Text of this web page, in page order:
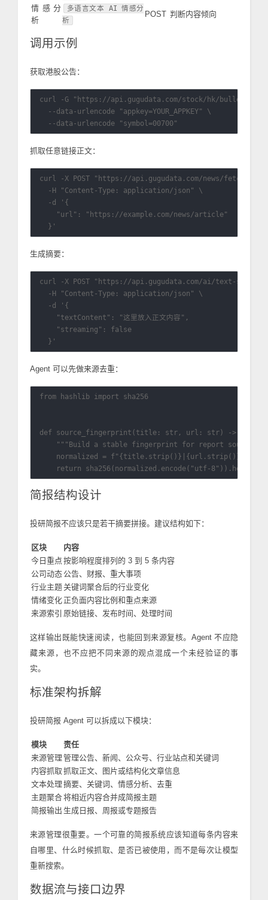
情感分
析
多语言文本 AI 情感分
析
POST 判断内容倾向
调用示例
获取港股公告：
curl -G "https://api.gugudata.com/stock/hk/bulletin" \
  --data-urlencode "appkey=YOUR_APPKEY" \
抓取任意链接正文：
curl -X POST "https://api.gugudata.com/news/
  -H "Content-Type: application/json" \
  -d '{
    "url": "https://example.com/news/article"
生成摘要：
curl -X POST "https://api.gugudata.com/ai/text-
  -H "Content-Type: application/json" \
  -d '{
    "textContent": "这里放入正文内容",
    "streaming": false
Agent 可以先做来源去重：
from hashlib import sha256
def source_fingerprint(title: str, url: str) -> str:
"""Build a stable fingerprint for report source
normalized =
简报结构设计
投研简报不应该只是若干摘要拼接。建议结构如下：
区块
内容
今日重点 按影响程度排列的 3 到 5 条内容
公司动态 公告、财报、重大事项
行业主题 关键词聚合后的行业变化
情绪变化 正负面内容比例和重点来源
来源索引 原始链接、发布时间、处理时间
这样输出既能快速阅读，也能回到来源复核。Agent 不应隐
藏来源，也不应把不同来源的观点混成一个未经验证的事
实。
标准架构拆解
投研简报 Agent 可以拆成以下模块：
模块
责任
来源管理 管理公告、新闻、公众号、行业站点和关键词
内容抓取 抓取正文、图片或结构化文章信息
文本处理 摘要、关键词、情感分析、去重
主题聚合将相近内容合并成简报主题
简报输出 生成日报、周报或专题报告
来源管理很重要。一个可靠的简报系统应该知道每条内容来
自哪里、什么时候抓取、是否已被使用，而不是每次让模型
重新搜索。
数据流与接口边界